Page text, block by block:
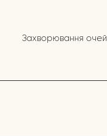
Захворювання очей